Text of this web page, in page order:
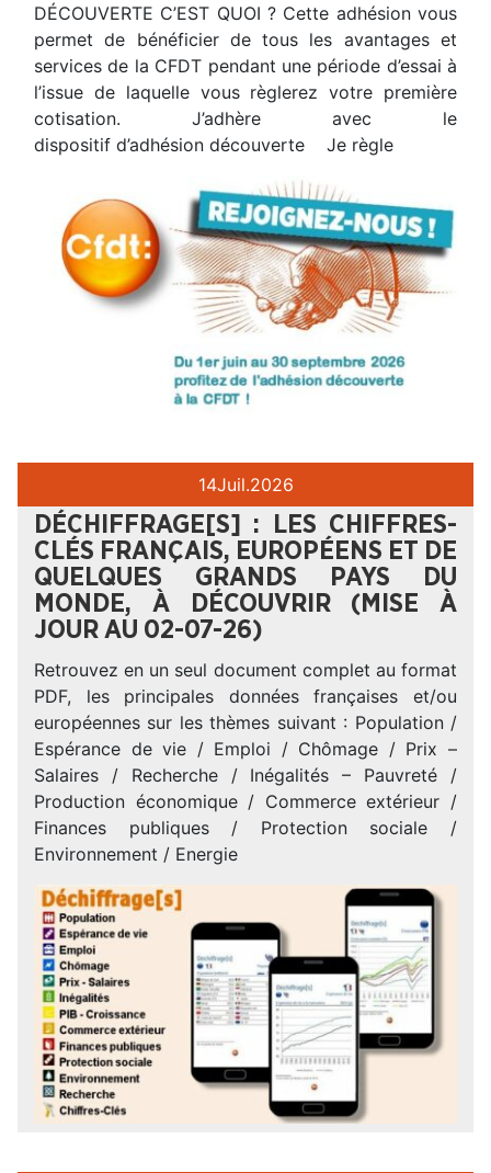
DÉCOUVERTE C’EST QUOI ? Cette adhésion vous
permet de bénéficier de tous les avantages et
services de la CFDT pendant une période d’essai à
l’issue de laquelle vous règlerez votre première
cotisation. J’adhère avec le
dispositif d’adhésion découverte Je règle
14Juil.2026
DÉCHIFFRAGE[S] : LES CHIFFRES-
CLÉS FRANÇAIS, EUROPÉENS ET DE
QUELQUES GRANDS PAYS DU
MONDE, À DÉCOUVRIR (MISE À
JOUR AU 02-07-26)
Retrouvez en un seul document complet au format
PDF, les principales données françaises et/ou
européennes sur les thèmes suivant : Population /
Espérance de vie / Emploi / Chômage / Prix –
Salaires / Recherche / Inégalités – Pauvreté /
Production économique / Commerce extérieur /
Finances publiques / Protection sociale /
Environnement / Energie